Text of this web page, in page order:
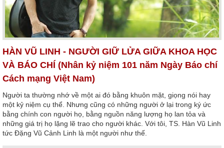
HÀN VŨ LINH - NGƯỜI GIỮ LỬA GIỮA KHOA HỌC
VÀ BÁO CHÍ (Nhân kỷ niệm 101 năm Ngày Báo chí
Cách mạng Việt Nam)
Người ta thường nhớ về một ai đó bằng khuôn mặt, giọng nói hay
một kỷ niệm cụ thể. Nhưng cũng có những người ở lại trong ký ức
bằng chính con người họ, bằng nguồn năng lượng họ lan tỏa và
những giá trị họ lặng lẽ trao cho người khác. Với tôi, TS. Hàn Vũ Linh
tức Đặng Vũ Cảnh Linh là một người như thế.